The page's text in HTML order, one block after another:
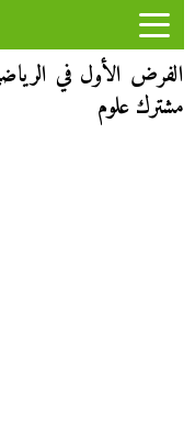
مشترك علوم